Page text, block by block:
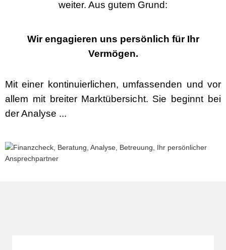
weiter. Aus gutem Grund:
Wir engagieren uns persönlich für Ihr
Vermögen.
Mit einer kontinuierlichen, umfassenden und vor
allem mit breiter Marktübersicht. Sie beginnt bei
der Analyse ...